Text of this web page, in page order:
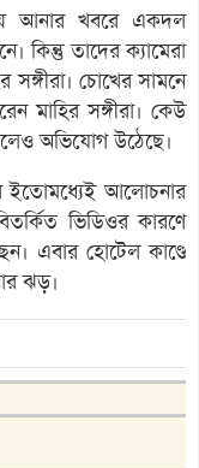
আনার খবরে একদল
কিন্তু তাদের ক্যামেরা
সঙ্গীরা। চোখের সামনে
মাহির সঙ্গীরা। কেউ
অভিযোগ উঠেছে।
ইতোমধ্যেই আলোচনার
ভিডিওর কারণে
এবার হোটেল কাণ্ডে
ঝড়।